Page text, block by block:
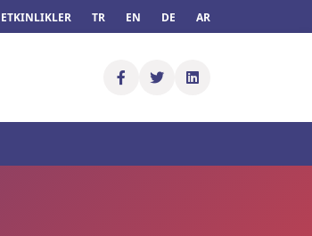
ETKINLIKLER TR EN DE AR